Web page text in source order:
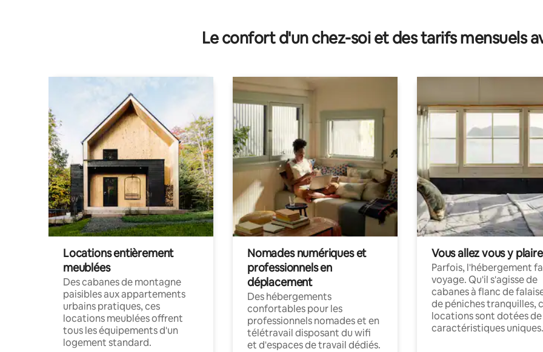
Le confort d'un chez-soi et des tarifs mensuels
Locations entièrement
meublées
Des cabanes de montagne
paisibles aux appartements
urbains pratiques, ces
locations meublées offrent
tous les équipements d'un
logement standard.
Nomades numériques et
professionnels en
déplacement
Des hébergements
confortables pour les
professionnels nomades et en
télétravail disposant du wifi
et d'espaces de travail dédiés.
Vous allez vous y plaire
Parfois, l'hébergement
voyage. Qu'il s'agisse de
cabanes à flanc de
de péniches tranquilles,
locations sont dotées de
caractéristiques uniques.